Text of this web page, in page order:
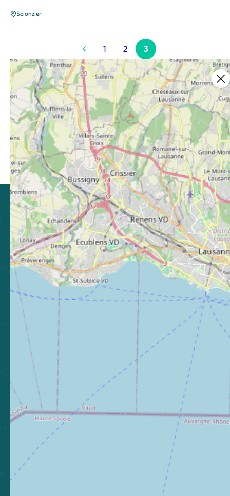
Scionzier
1 2 3
Ce contenu vous a été utile ?
Ce contenu vous a été utile
Ce contenu ne vous a pas été utile
Enregistrer
Partager ce contenu
Partager sur Facebook (nouvelle fenêtre)
Partager sur X / Twitter (nouvelle
Partager sur WhatsApp
Partager par mail
CLUSES ARVE & MONTAGNES
TOURISME
21 Grande Rue, 74300 Cluses
04 50 96 69 69
Laissez-nous votre avis
Nous contacter
Abonnez-vous pour rester
informé, et continuer à vibrer !